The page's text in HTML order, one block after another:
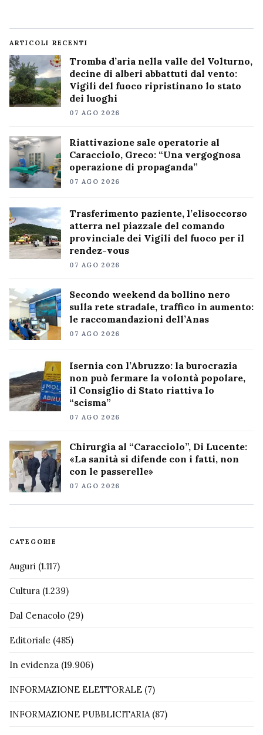
ARTICOLI RECENTI
Tromba d’aria nella valle del Volturno,
decine di alberi abbattuti dal vento:
Vigili del fuoco ripristinano lo stato
dei luoghi
07 AGO 2026
Riattivazione sale operatorie al
Caracciolo, Greco: “Una vergognosa
operazione di propaganda”
07 AGO 2026
Trasferimento paziente, l’elisoccorso
atterra nel piazzale del comando
provinciale dei Vigili del fuoco per il
rendez-vous
07 AGO 2026
Secondo weekend da bollino nero
sulla rete stradale, traffico in aumento:
le raccomandazioni dell’Anas
07 AGO 2026
Isernia con l’Abruzzo: la burocrazia
non può fermare la volontà popolare,
il Consiglio di Stato riattiva lo
“scisma”
07 AGO 2026
Chirurgia al “Caracciolo”, Di Lucente:
«La sanità si difende con i fatti, non
con le passerelle»
07 AGO 2026
CATEGORIE
Auguri (1.117)
Cultura (1.239)
Dal Cenacolo (29)
Editoriale (485)
In evidenza (19.906)
INFORMAZIONE ELETTORALE (7)
INFORMAZIONE PUBBLICITARIA(87)